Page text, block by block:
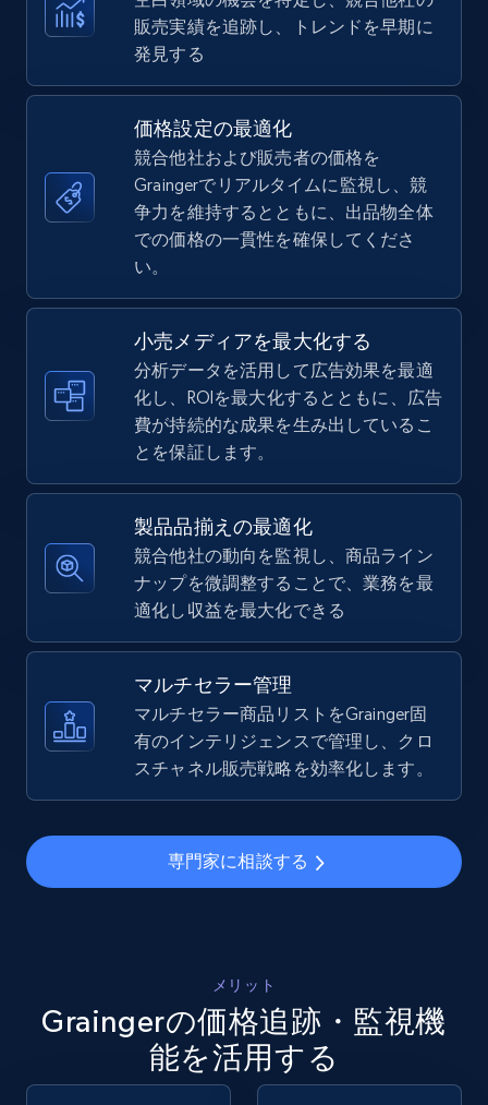
5.6K+ 875+ 今すぐ始める
TikTok Shop
URL, Title, Available, Description, Currency, Initial
price, Final price, Discount percent, and more.
TikTok Shop - category
URL, Title, Available, Description, Currency, Initial
price, Final price, Discount percent, and more.
5.4K+ 667+ 今すぐ始める
TikTok Shop - Collect TikTok shop products
by keywords search
URL, Title, Available, Description, Currency, Initial
price, Final price, Discount percent, and more.
5.4K+ 667+ 今すぐ始める
Amazon sellers info
販売実績を追跡し、トレンドを早期に
発見する
価格設定の最適化
競合他社および販売者の価格を
Graingerでリアルタイムに監視し、競
争力を維持するとともに、出品物全体
での価格の一貫性を確保してくださ
い。
小売メディアを最大化する
分析データを活用して広告効果を最適
化し、ROIを最大化するとともに、広告
費が持続的な成果を生み出しているこ
とを保証します。
製品品揃えの最適化
競合他社の動向を監視し、商品ライン
ナップを微調整することで、業務を最
適化し収益を最大化できる
マルチセラー管理
マルチセラー商品リストをGrainger固
有のインテリジェンスで管理し、クロ
スチャネル販売戦略を効率化します。
専門家に相談する
メリット
Graingerの価格追跡・監視機
能を活用する